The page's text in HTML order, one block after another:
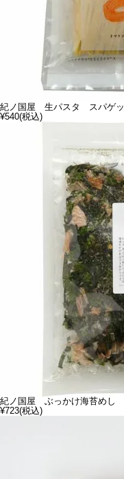
紀ノ国屋 生パスタ スパゲッ
¥540(税込)
紀ノ国屋 ぶっかけ海苔めし
¥723(税込)